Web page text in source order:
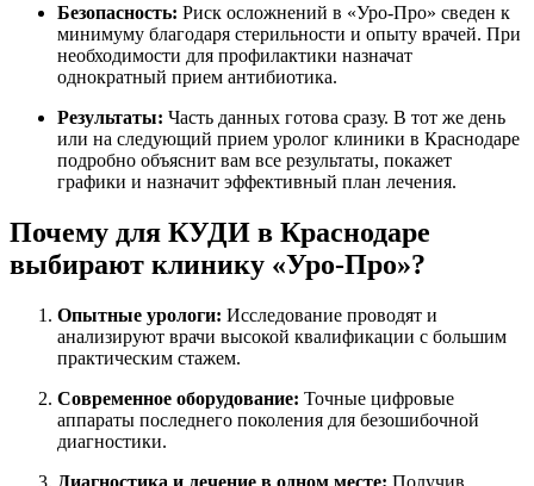
Безопасность: Риск осложнений в «Уро-Про» сведен к
минимуму благодаря стерильности и опыту врачей. При
необходимости для профилактики назначат
однократный прием антибиотика.
Результаты: Часть данных готова сразу. В тот же день
или на следующий прием уролог клиники в Краснодаре
подробно объяснит вам все результаты, покажет
графики и назначит эффективный план лечения.
Почему для КУДИ в Краснодаре
выбирают клинику «Уро-Про»?
Опытные урологи: Исследование проводят и
анализируют врачи высокой квалификации с большим
практическим стажем.
Современное оборудование: Точные цифровые
аппараты последнего поколения для безошибочной
диагностики.
Диагностика и лечение в одном месте: Получив